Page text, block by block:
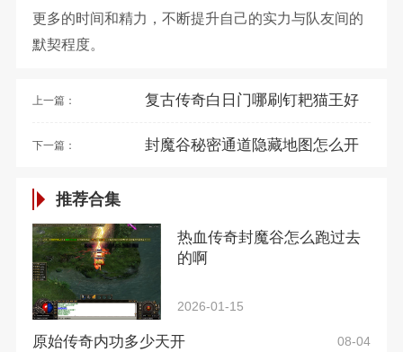
更多的时间和精力，不断提升自己的实力与队友间的
默契程度。
上一篇： 复古传奇白日门哪刷钉耙猫王好
下一篇： 封魔谷秘密通道隐藏地图怎么开
推荐合集
热血传奇封魔谷怎么跑过去
的啊
2026-01-15
原始传奇内功多少天开 08-04